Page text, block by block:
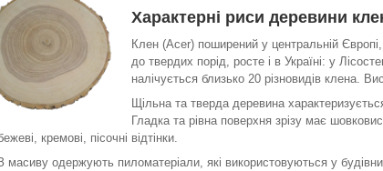
Характерні риси деревини
Клен (Acer) поширений у центральній
до твердих порід, росте і в Україні: у
налічується близько 20 різновидів клена.
Щільна та тверда деревина
Гладка та рівна поверхня зрізу має
кремові, пісочні відтінки.
масиву одержують пиломатеріали, які використовуються у